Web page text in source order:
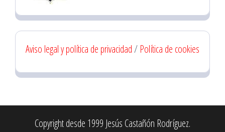
Aviso legal y política de privacidad/ Política de cookies
Copyright desde 1999 Jesús Castañón Rodríguez.